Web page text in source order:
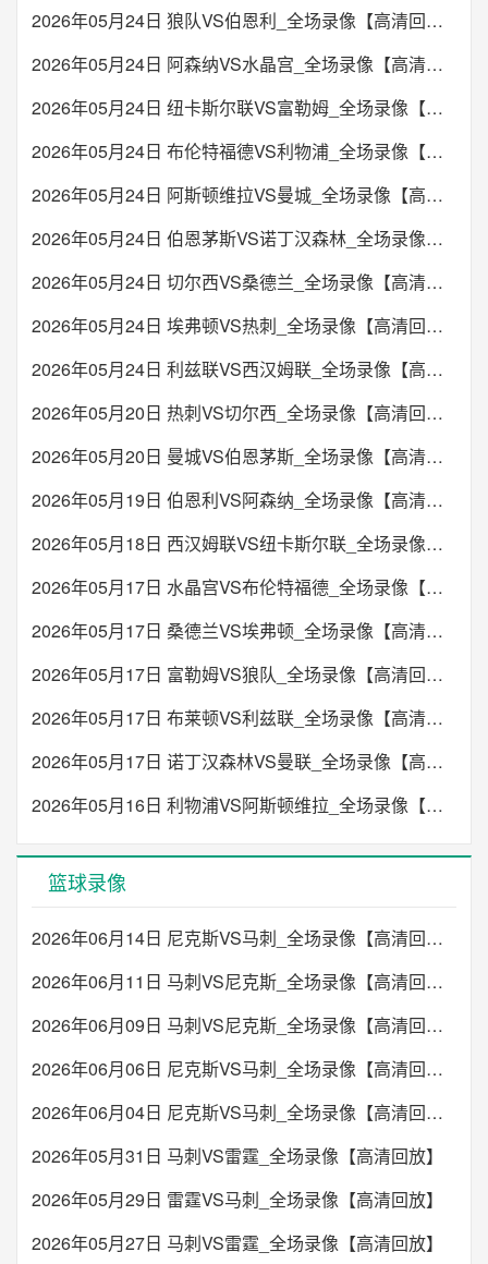
2026年05月24日 狼队VS伯恩利_全场录像【高清回放】
2026年05月24日 阿森纳VS水晶宫_全场录像【高清回放】
2026年05月24日 纽卡斯尔联VS富勒姆_全场录像【高清回放】
2026年05月24日 布伦特福德VS利物浦_全场录像【高清回放】
2026年05月24日 阿斯顿维拉VS曼城_全场录像【高清回放】
2026年05月24日 伯恩茅斯VS诺丁汉森林_全场录像【高清回放】
2026年05月24日 切尔西VS桑德兰_全场录像【高清回放】
2026年05月24日 埃弗顿VS热刺_全场录像【高清回放】
2026年05月24日 利兹联VS西汉姆联_全场录像【高清回放】
2026年05月20日 热刺VS切尔西_全场录像【高清回放】
2026年05月20日 曼城VS伯恩茅斯_全场录像【高清回放】
2026年05月19日 伯恩利VS阿森纳_全场录像【高清回放】
2026年05月18日 西汉姆联VS纽卡斯尔联_全场录像【高清回放】
2026年05月17日 水晶宫VS布伦特福德_全场录像【高清回放】
2026年05月17日 桑德兰VS埃弗顿_全场录像【高清回放】
2026年05月17日 富勒姆VS狼队_全场录像【高清回放】
2026年05月17日 布莱顿VS利兹联_全场录像【高清回放】
2026年05月17日 诺丁汉森林VS曼联_全场录像【高清回放】
2026年05月16日 利物浦VS阿斯顿维拉_全场录像【高清回放】
篮球录像
2026年06月14日 尼克斯VS马刺_全场录像【高清回放】
2026年06月11日 马刺VS尼克斯_全场录像【高清回放】
2026年06月09日 马刺VS尼克斯_全场录像【高清回放】
2026年06月06日 尼克斯VS马刺_全场录像【高清回放】
2026年06月04日 尼克斯VS马刺_全场录像【高清回放】
2026年05月31日 马刺VS雷霆_全场录像【高清回放】
2026年05月29日 雷霆VS马刺_全场录像【高清回放】
2026年05月27日 马刺VS雷霆_全场录像【高清回放】